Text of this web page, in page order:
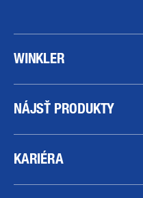
WINKLER
NÁJSŤ PRODUKTY
KARIÉRA